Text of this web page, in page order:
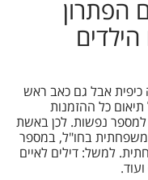
הפתרון
כיפית אבל גם כאב ראש
כל ההזמנות
למספר נפשות. לכן באשת
משפחתית בחו"ל, במספר
למשל: דילים לאיים